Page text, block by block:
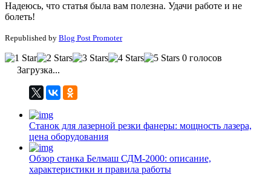
Надеюсь, что статья была вам полезна. Удачи работе и не
болеть!
Republished by Blog Post Promoter
0 голосов
Загрузка...
Станок для лазерной резки фанеры: мощность лазера,
цена оборудования
Обзор станка Белмаш СДМ-2000: описание,
характеристики и правила работы